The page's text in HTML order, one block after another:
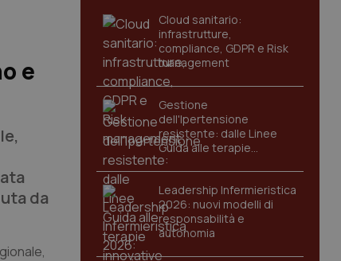
e
da
Cloud sanitario:
infrastrutture,
compliance, GDPR e Risk
management
Gestione
dell'Ipertensione
resistente: dalle Linee
Guida alle terapie
innovative
Leadership Infermieristica
2026: nuovi modelli di
responsabilità e
autonomia